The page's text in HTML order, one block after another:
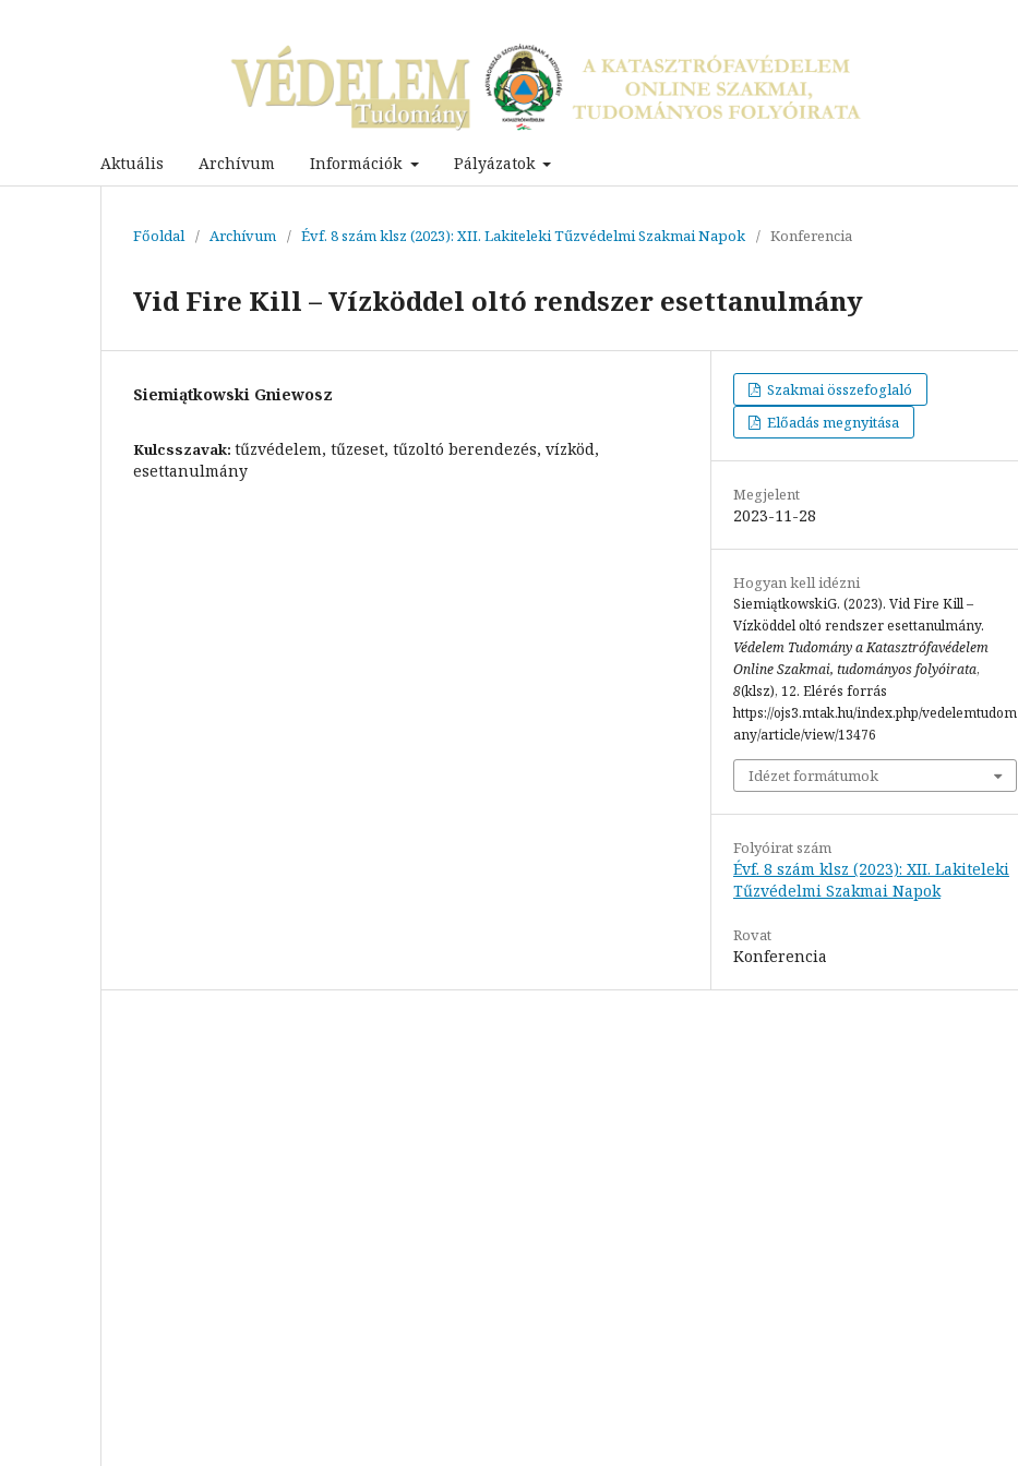
Aktuális Archívum Információk Pályázatok
Főoldal / Archívum / Évf. 8 szám klsz (2023): XII. Lakiteleki Tűzvédelmi Szakmai Napok / Konferencia
Vid Fire Kill – Vízköddel oltó rendszer esettanulmány
Siemiątkowski Gniewosz
Kulcsszavak: tűzvédelem, tűzeset, tűzoltó berendezés, vízköd,
esettanulmány
Szakmai összefoglaló
Előadás megnyitása
Megjelent
2023-11-28
Hogyan kell idézni
SiemiątkowskiG. (2023). Vid Fire Kill –
Vízköddel oltó rendszer esettanulmány.
Védelem Tudomány a Katasztrófavédelem
Online Szakmai, tudományos folyóirata,
8(klsz), 12. Elérés forrás
https://ojs3.mtak.hu/index.php/vedelemtudom
any/article/view/13476
Idézet formátumok
Folyóirat szám
Évf. 8 szám klsz (2023): XII. Lakiteleki
Tűzvédelmi Szakmai Napok
Rovat
Konferencia